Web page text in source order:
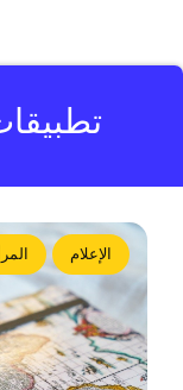
الإعلام